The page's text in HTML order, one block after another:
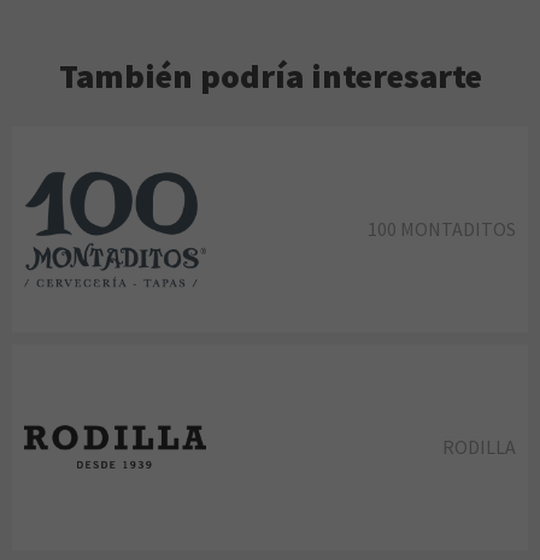
También podría interesarte
100 MONTADITOS
RODILLA